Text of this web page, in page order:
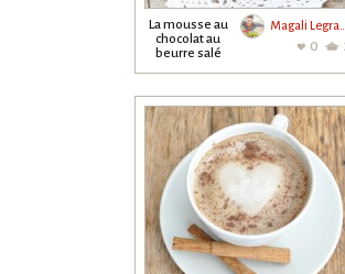
La mousse au
chocolat au
beurre salé
Magali Legrand
0